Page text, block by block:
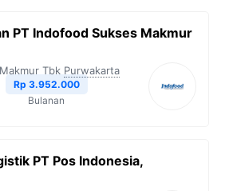
A
p
i
k
PT Indofood Sukses Makmur
Tbk Purwakarta
Rp 3.952.000
Bulanan
PT Pos Indonesia,